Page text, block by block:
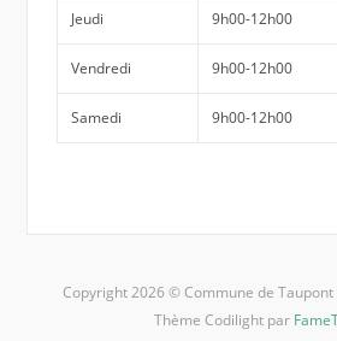
Jeudi 9h00-12h00
Vendredi 9h00-12h00
Samedi 9h00-12h00
Copyright 2026 © Commune de
Thème Codilight par